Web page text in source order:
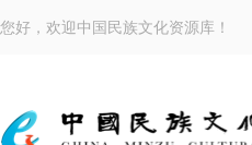
您好，欢迎中国民族文化资源库！